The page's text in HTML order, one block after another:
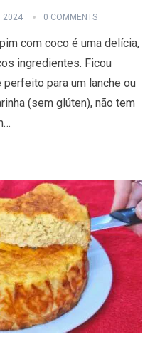
2024 0 COMMENTS
com coco é uma delícia,
ingredientes. Ficou
para um lanche ou
(sem glúten), não tem